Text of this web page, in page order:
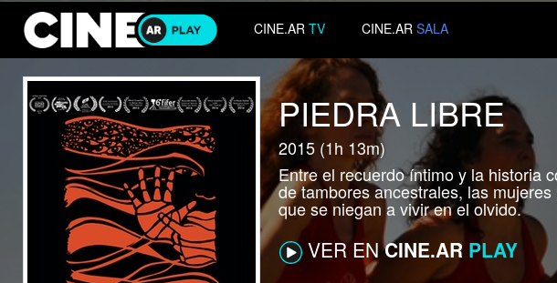
CINE.ARTV CINE.ARSALA
PIEDRA LIBRE
2015 (1h 13m)
Entre el recuerdo íntimo y la historia
de tambores ancestrales, las
que se niegan a vivir en el olvido.
VER ENCINE.AR PLAY